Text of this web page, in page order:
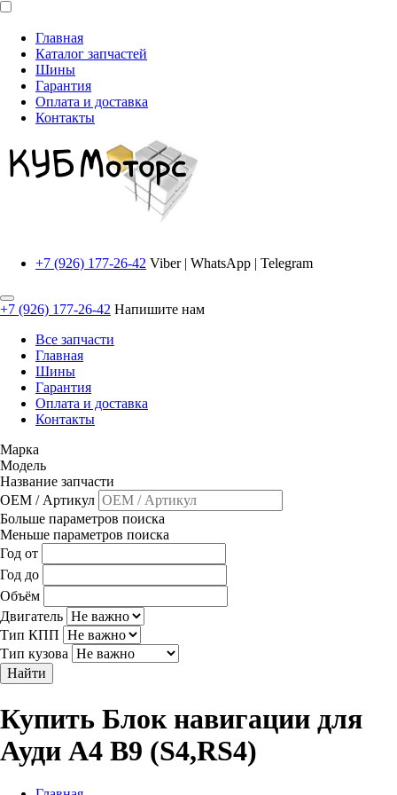
Главная
Каталог запчастей
Шины
Гарантия
Оплата и доставка
Контакты
+7 (926) 177-26-42 Viber | WhatsApp | Telegram
+7 (926) 177-26-42 Напишите нам
Все запчасти
Главная
Шины
Гарантия
Оплата и доставка
Контакты
Марка
Модель
Название запчасти
OEM / Артикул
Больше параметров поиска
Меньше параметров поиска
Год от
Год до
Объём
Двигатель
Тип КПП
Тип кузова
Найти
Купить Блок навигации для
Ауди A4 B9 (S4,RS4)